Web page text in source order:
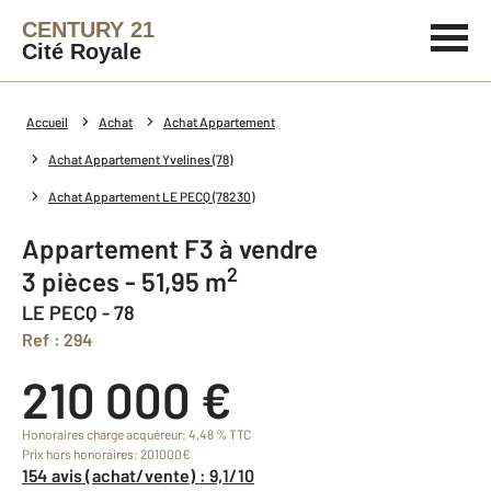
CENTURY 21
Cité Royale
Accueil Achat Achat Appartement
Achat Appartement Yvelines (78)
Achat Appartement LE PECQ (78230)
Appartement F3 à vendre
3 pièces - 51,95 m2
LE PECQ - 78
Ref : 294
210 000 €
Honoraires charge acquéreur: 4,48 % TTC
Prix hors honoraires: 201000€
154 avis (achat/vente) : 9,1/10